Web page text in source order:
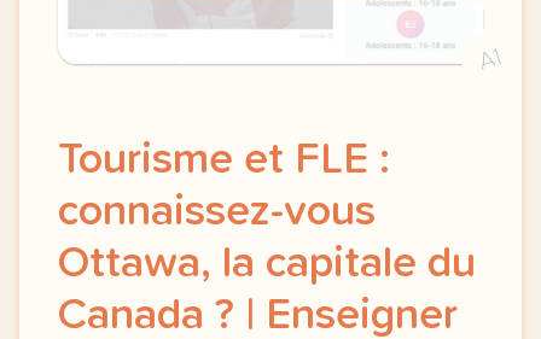
A1
Tourisme et FLE :
connaissez-vous
Ottawa, la capitale du
Canada ? | Enseigner